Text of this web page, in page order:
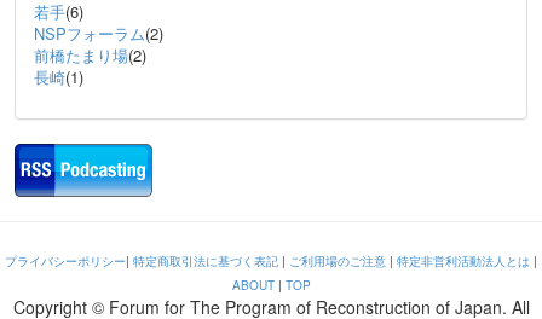
若手(6)
NSPフォーラム(2)
前橋たまり場(2)
長崎(1)
プライバシーポリシー| 特定商取引法に基づく表記 | ご利用場のご注意 | 特定非営利活動法人とは |
ABOUT| TOP
Copyright © Forum for The Program of Reconstruction of Japan. All